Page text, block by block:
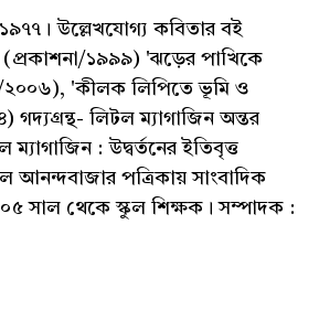
উল্লেখযোগ্য কবিতার বই
১৯৯৯) 'ঝড়ের পাখিকে
/২০০৬), 'কীলক লিপিতে ভূমি ও
গদ্যগ্রন্থ- লিটল ম্যাগাজিন অন্তর
: উদ্বর্তনের ইতিবৃত্ত
আনন্দবাজার পত্রিকায় সাংবাদিক
সাল থেকে স্কুল শিক্ষক। সম্পাদক :